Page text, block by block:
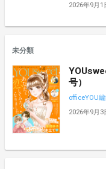
2026年9月1
未分類
号）
officeYOU
2026年9月3